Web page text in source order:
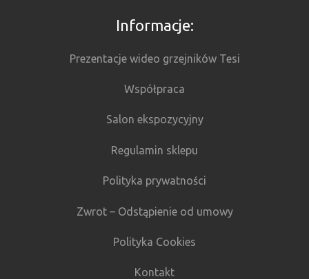
Informacje:
Prezentacje wideo grzejników Tesi
Współpraca
Salon ekspozycyjny
Regulamin sklepu
Polityka prywatności
Zwrot – Odstąpienie od umowy
Polityka Cookies
Kontakt